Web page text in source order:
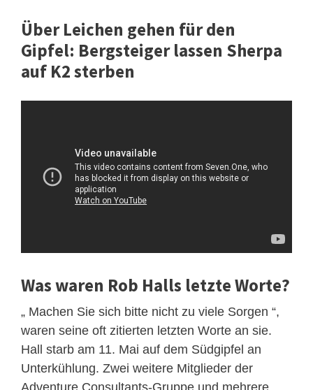
Über Leichen gehen für den
Gipfel: Bergsteiger lassen Sherpa
auf K2 sterben
Was waren Rob Halls letzte Worte?
„ Machen Sie sich bitte nicht zu viele Sorgen “,
waren seine oft zitierten letzten Worte an sie.
Hall starb am 11. Mai auf dem Südgipfel an
Unterkühlung. Zwei weitere Mitglieder der
Adventure Consultants-Gruppe und mehrere